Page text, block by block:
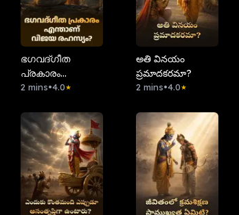
ഭഗവദ്ഗീത
പ്രകാരം
എന്താണ് വിജയ
2 mins•4.0★
అతి వినయం
ప్రమాదకరమా?
2 mins•4.0★